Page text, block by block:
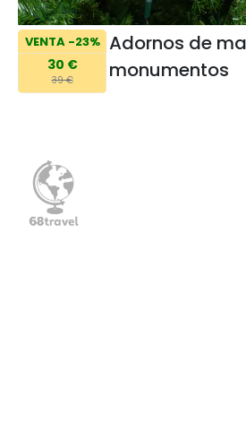
VENTA -23%
30 €
39 €
Adornos de
monumentos